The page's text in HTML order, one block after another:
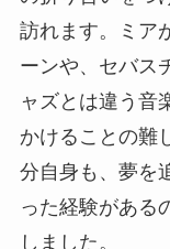
訪れます。ミア
ーンや、セバス
ャズとは違う音
かけることの難
分自身も、夢を
った経験がある
しました。